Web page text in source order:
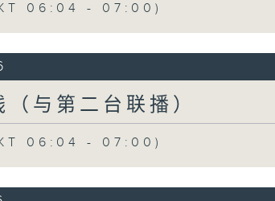
06:04 - 07:00)
与第二台联播）
06:04 - 07:00)